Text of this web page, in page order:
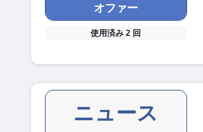
オファー
使用済み 2 回
ニュース